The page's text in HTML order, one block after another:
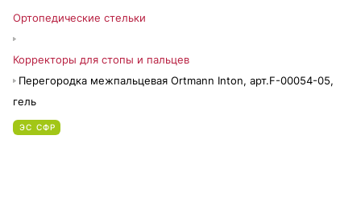
Ортопедические стельки
Корректоры для стопы и пальцев
Перегородка межпальцевая Ortmann Inton, арт.F-00054-05,
гель
ЭС СФР